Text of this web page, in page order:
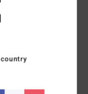
ample légèrement